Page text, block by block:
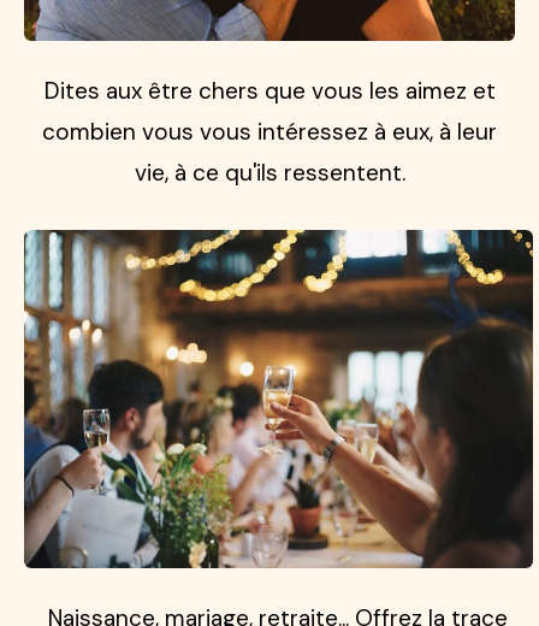
Dites aux être chers que vous les aimez et
combien vous vous intéressez à eux, à leur
vie, à ce qu'ils ressentent.
Naissance, mariage, retraite... Offrez la trace